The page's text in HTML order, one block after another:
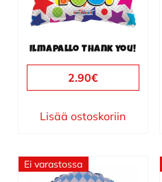
Ilmapallo Thank you!
2.90€
Lisää ostoskoriin
Ei varastossa